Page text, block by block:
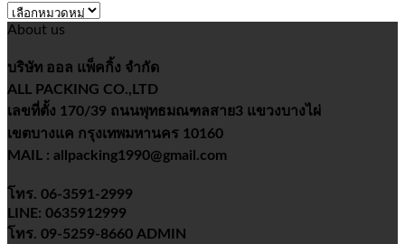
หมวด
หมู่
About us
บริษัท ออล แพ็คกิ้ง จำกัด
ALL PACKING CO.,LTD
เลขที่ตั้ง 170/39 ถนนพุทธมณฑลสาย3 แขวงบางไผ่
เขตบางแค กรุงเทพมหานคร 10160
MAIL : allpacking1990@gmail.com
โทร. 06-3591-2999
LINE: 0635912999
โทร. 09-5259-8660 ADMIN